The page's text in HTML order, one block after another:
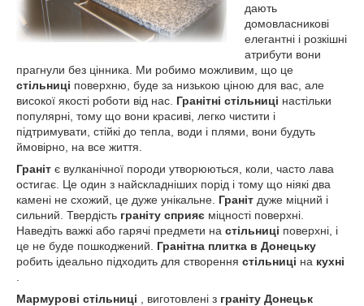
дають
домовласникові
елегантні і розкішні
атрибути вони
прагнули без цінника. Ми робимо можливим, що це
стільниці поверхню, буде за низькою ціною для вас, але
високої якості роботи від нас. Гранітні стільниці настільки
популярні, тому що вони красиві, легко чистити і
підтримувати, стійкі до тепла, води і плями, вони будуть
ймовірно, на все життя.
Граніт є вулканічної породи утворюються, коли, часто лава
остигає. Це один з найскладніших порід і тому що ніякі два
камені не схожий, це дуже унікальне. Граніт дуже міцний і
сильний. Твердість граніту сприяє міцності поверхні.
Наведіть важкі або гарячі предмети на стільниці поверхні, і
це не буде пошкоджений. Гранітна плитка в Донецьку
робить ідеально підходить для створення стільниці на кухні
Мармурові стільниці , виготовлені з граніту Донецьк